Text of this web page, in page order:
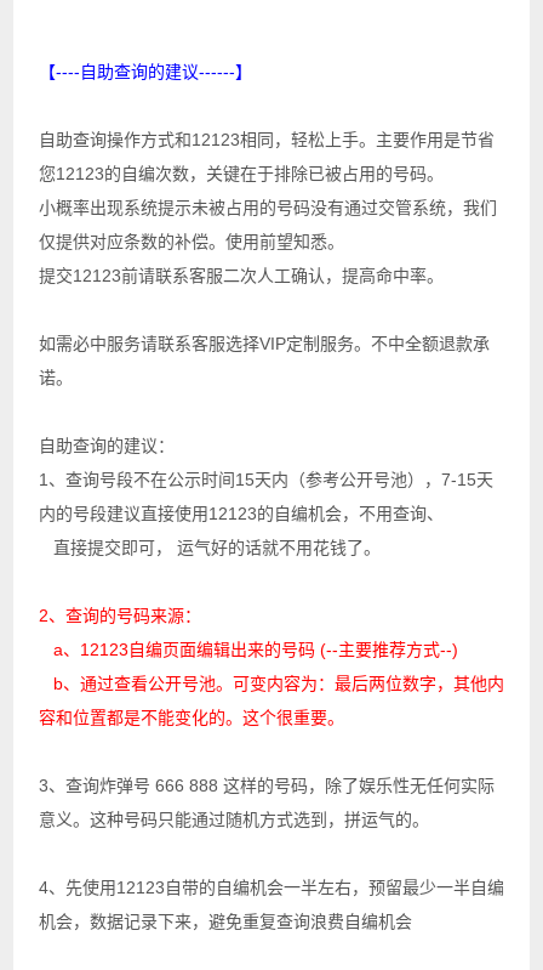
【----自助查询的建议------】
自助查询操作方式和12123相同，轻松上手。主要作用是节省
您12123的自编次数，关键在于排除已被占用的号码。
小概率出现系统提示未被占用的号码没有通过交管系统，我们
仅提供对应条数的补偿。使用前望知悉。
提交12123前请联系客服二次人工确认，提高命中率。
如需必中服务请联系客服选择VIP定制服务。不中全额退款承
诺。
自助查询的建议：
1、查询号段不在公示时间15天内（参考公开号池），7-15天
内的号段建议直接使用12123的自编机会，不用查询、
直接提交即可， 运气好的话就不用花钱了。
2、查询的号码来源：
a、12123自编页面编辑出来的号码 (--主要推荐方式--)
b、通过查看公开号池。可变内容为：最后两位数字，其他内
容和位置都是不能变化的。 这个很重要。
3、查询炸弹号 666 888 这样的号码，除了娱乐性无任何实际
意义。这种号码只能通过随机方式选到，拼运气的。
4、先使用12123自带的自编机会一半左右，预留最少一半自编
机会，数据记录下来，避免重复查询浪费自编机会